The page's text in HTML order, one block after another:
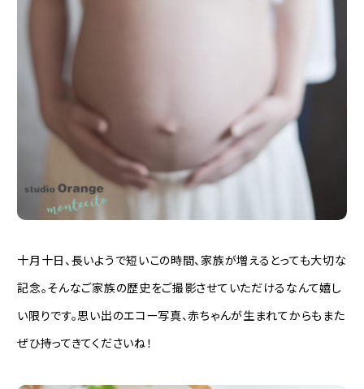
十月十日、長いようで短いこの時間、家族が増えるとっても大切な
記念。そんなご家族の歴史をご撮影させていただけるなんて嬉し
い限りです。思い出のエコー写真、赤ちゃんが生まれてからもまた
ぜひ持ってきてくださいね！